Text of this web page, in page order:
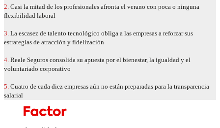
2. Casi la mitad de los profesionales afronta el verano con poca o ninguna
flexibilidad laboral
3. La escasez de talento tecnológico obliga a las empresas a reforzar sus
estrategias de atracción y fidelización
4. Reale Seguros consolida su apuesta por el bienestar, la igualdad y el
voluntariado corporativo
5. Cuatro de cada diez empresas aún no están preparadas para la transparencia
salarial